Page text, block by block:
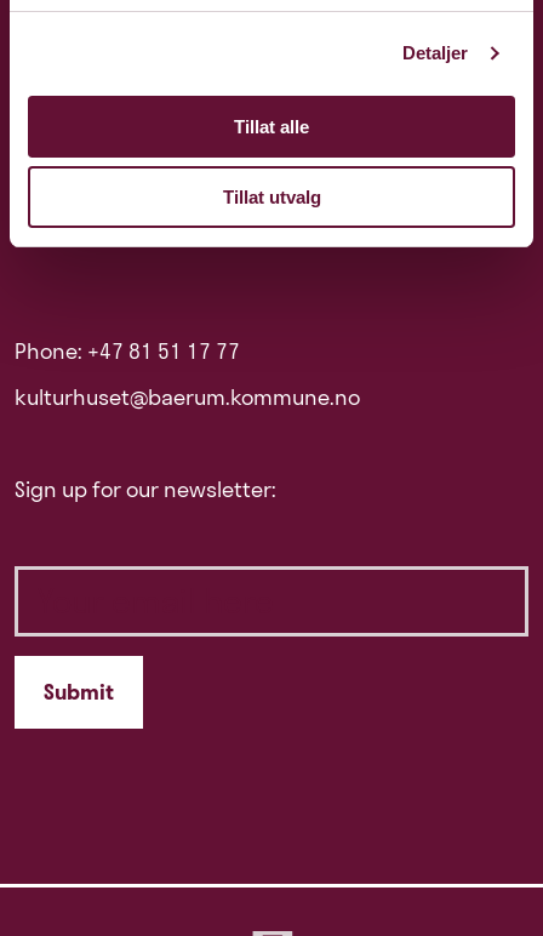
Detaljer
Tillat alle
Tillat utvalg
Phone: +47 81 51 17 77
kulturhuset@baerum.kommune.no
Sign up for our newsletter: